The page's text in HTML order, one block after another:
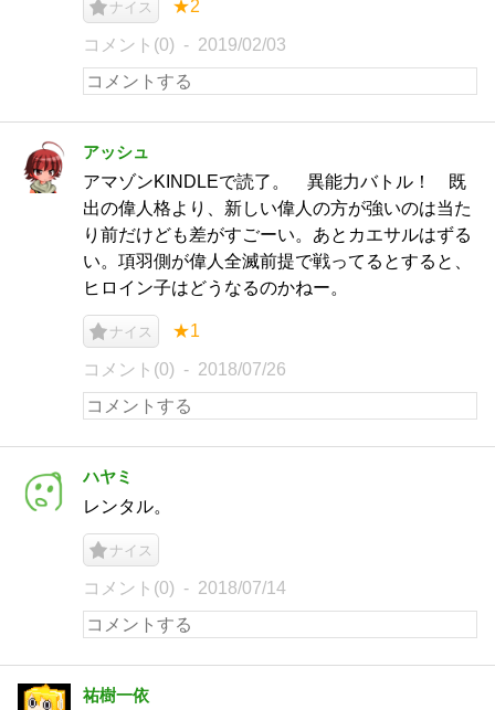
ナイス ★2
コメント(0) 2019/02/03
アッシュ
アマゾンKINDLEで読了。 異能力バトル！ 既
出の偉人格より、新しい偉人の方が強いのは当た
り前だけども差がすごーい。あとカエサルはずる
い。項羽側が偉人全滅前提で戦ってるとすると、
ヒロイン子はどうなるのかねー。
ナイス ★1
コメント(0) 2018/07/26
ハヤミ
レンタル。
ナイス
コメント(0) 2018/07/14
祐樹一依